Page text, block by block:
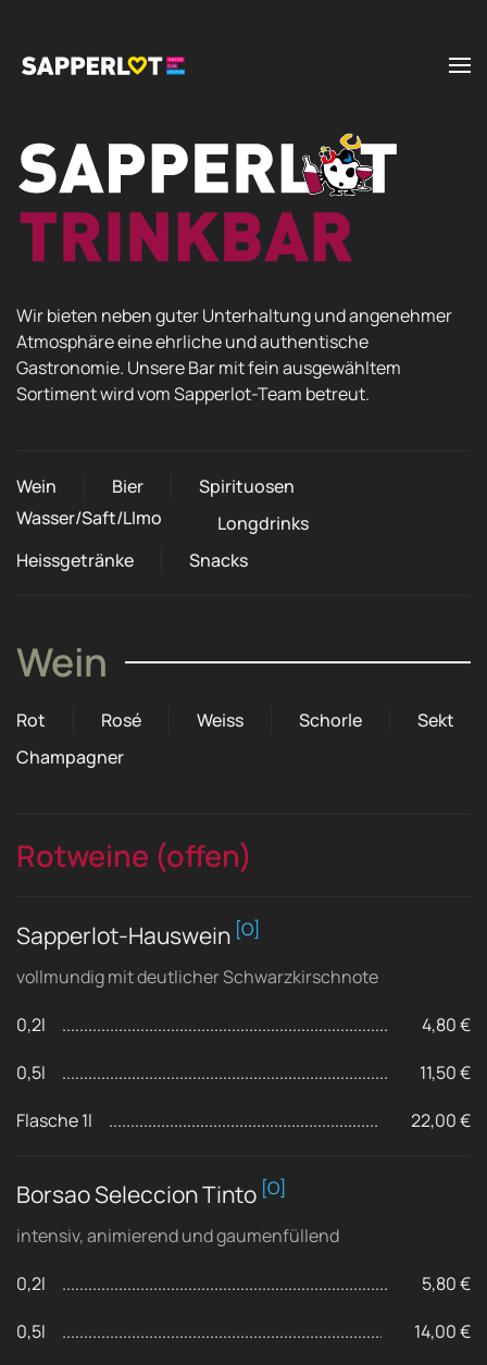
Zum Hauptinhalt springen
Wir bieten neben guter Unterhaltung und angenehmer
Atmosphäre eine ehrliche und authentische
Gastronomie. Unsere Bar mit fein ausgewähltem
Sortiment wird vom Sapperlot-Team betreut.
Wein Bier
Spirituosen
Wasser/Saft/LImo
Longdrinks
Heissgetränke
Snacks
Wein
Rot Rosé Weiss Schorle
Sekt
Champagner
Rotweine (offen)
Sapperlot-Hauswein [O]
vollmundig mit deutlicher Schwarzkirschnote
0,2l
4,80 €
0,5l
11,50 €
Flasche 1l
22,00 €
Borsao Seleccion Tinto [O]
intensiv, animierend und gaumenfüllend
0,2l
5,80 €
0,5l
14,00 €